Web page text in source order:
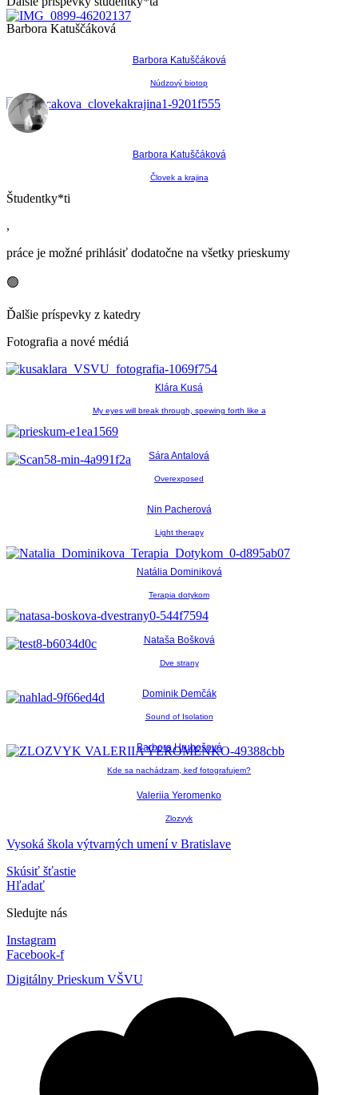
Barbora Katuščáková
Barbora Katuščáková
Núdzový biotop
Barbora Katuščáková
Človek a krajina
Študentky*ti
,
práce je možné prihlásiť dodatočne na všetky prieskumy
🟢
Ďalšie príspevky z katedry
Fotografia a nové médiá
Klára Kusá
My eyes will break through, spewing forth like a
Sára Antalová
Overexposed
Nin Pacherová
Light therapy
Natália Dominiková
Terapia dotykom
Nataša Bošková
Dve strany
Dominik Demčák
Sound of Isolation
Barbora Hrubošová
Kde sa nachádzam, keď fotografujem?
Valeriia Yeromenko
Zlozvyk
Vysoká škola výtvarných umení v Bratislave
Skúsiť šťastie
Hľadať
Sledujte nás
Instagram
Facebook-f
Digitálny Prieskum VŠVU